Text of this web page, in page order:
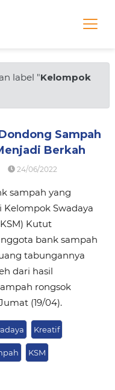
label "Kelompok
Sampah
Berkah
24/06/2022
sampah yang
Swadaya
Kutut
bank sampah
tabungannya
dari hasil
rongsok
(19/04).
Kreatif
KSM